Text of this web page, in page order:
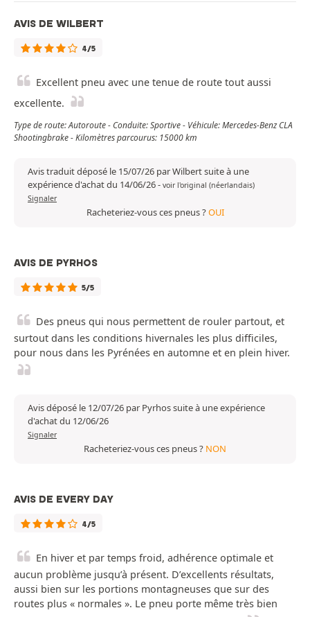
AVIS DE WILBERT
4/5
Excellent pneu avec une tenue de route tout aussi
excellente.
Type de route: Autoroute - Conduite: Sportive - Véhicule: Mercedes-Benz CLA
Shootingbrake - Kilomètres parcourus: 15000 km
Avis traduit déposé le 15/07/26 par Wilbert suite à une
expérience d'achat du 14/06/26- voir l'original (néerlandais)
Signaler
Racheteriez-vous ces pneus ?OUI
AVIS DE PYRHOS
5/5
Des pneus qui nous permettent de rouler partout, et
surtout dans les conditions hivernales les plus difficiles,
pour nous dans les Pyrénées en automne et en plein hiver.
Avis déposé le 12/07/26 par Pyrhos suite à une expérience
d'achat du 12/06/26
Signaler
Racheteriez-vous ces pneus ? NON
AVIS DE EVERY DAY
4/5
En hiver et par temps froid, adhérence optimale et
aucun problème jusqu’à présent. D’excellents résultats,
aussi bien sur les portions montagneuses que sur des
routes plus « normales ». Le pneu porte même très bien